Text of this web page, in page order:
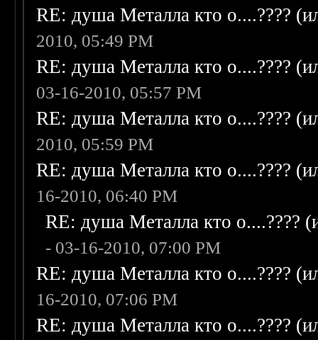
RE: душа Металла кто о....????
2010, 05:49 PM
RE: душа Металла кто о....????
03-16-2010, 05:57 PM
RE: душа Металла кто о....????
2010, 05:59 PM
RE: душа Металла кто о....????
16-2010, 06:40 PM
RE: душа Металла кто о....????
- 03-16-2010, 07:00 PM
RE: душа Металла кто о....????
16-2010, 07:06 PM
RE: душа Металла кто о....????